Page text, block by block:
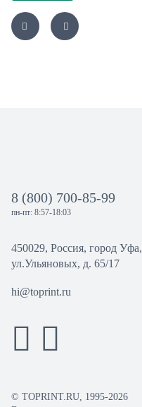
8 (800) 700-85-99
пн-пт: 8:57-18:03
450029, Россия, город Уфа,
ул.Ульяновых, д. 65/17
hi@toprint.ru
© TOPRINT.RU, 1995-2026